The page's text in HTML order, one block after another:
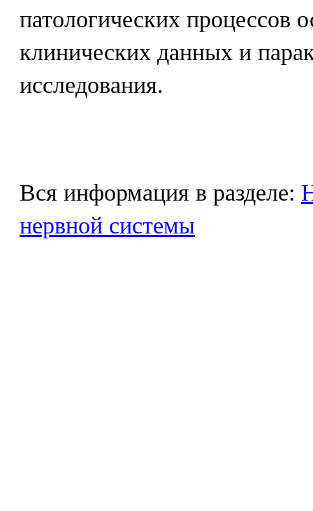
патологических процессов
клинических данных и
исследования.
Вся информация в разделе:
нервной системы